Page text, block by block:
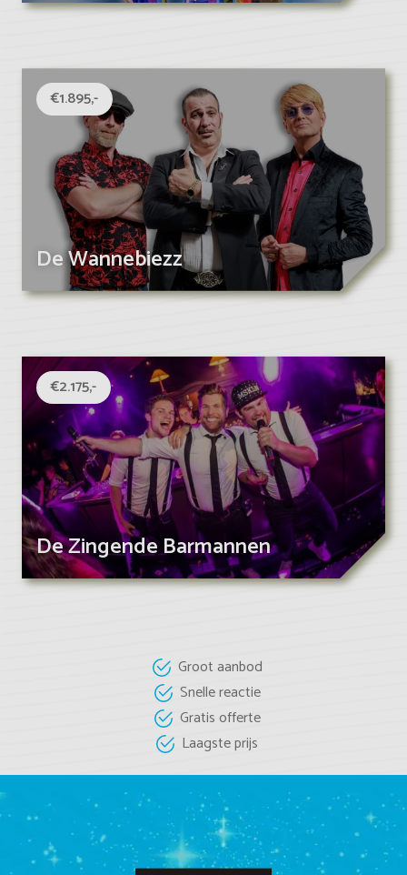
€1.895,-
De Wannebiezz
€2.175,-
De Zingende Barmannen
Groot aanbod
Snelle reactie
Gratis offerte
Laagste prijs